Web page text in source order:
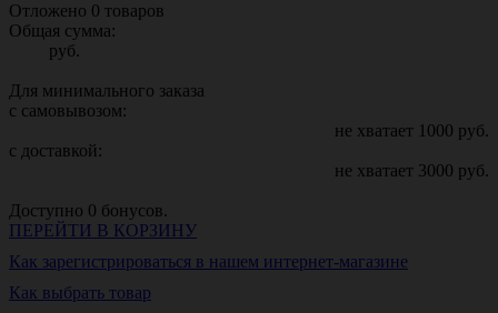
Отложено 0 товаров
Общая сумма:
руб.
Для минимального заказа
с самовывозом:
не хватает 1000 руб.
с доставкой:
не хватает 3000 руб.
Доступно 0 бонусов.
ПЕРЕЙТИ В КОРЗИНУ
Как зарегистрироваться в нашем интернет-магазине
Как выбрать товар